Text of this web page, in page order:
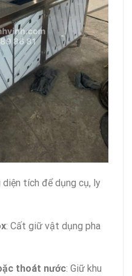
diện tích để dụng cụ, ly
: Cất giữ vật dụng pha
thoát nước: Giữ khu